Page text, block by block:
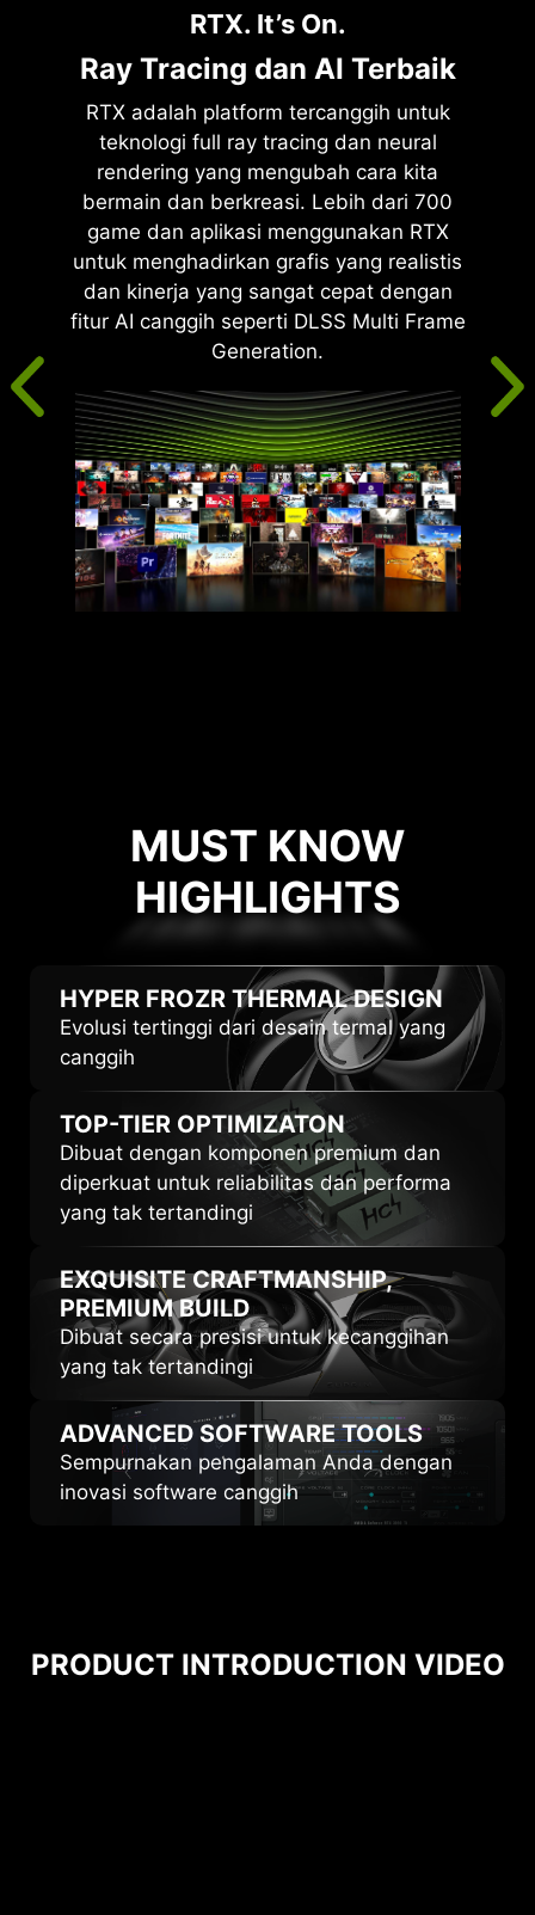
RTX. It’s On.
Ray Tracing dan AI Terbaik
RTX adalah platform tercanggih untuk
teknologi full ray tracing dan neural
rendering yang mengubah cara kita
bermain dan berkreasi. Lebih dari 700
game dan aplikasi menggunakan RTX
untuk menghadirkan grafis yang realistis
dan kinerja yang sangat cepat dengan
fitur AI canggih seperti DLSS Multi Frame
Generation.
MUST KNOW
HIGHLIGHTS
HIGHLIGHTS
HYPER FROZR THERMAL DESIGN
Evolusi tertinggi dari desain termal yang
canggih
TOP-TIER OPTIMIZATON
Dibuat dengan komponen premium dan
diperkuat untuk reliabilitas dan performa
yang tak tertandingi
EXQUISITE CRAFTMANSHIP,
PREMIUM BUILD
Dibuat secara presisi untuk kecanggihan
yang tak tertandingi
ADVANCED SOFTWARE TOOLS
Sempurnakan pengalaman Anda dengan
inovasi software canggih
PRODUCT INTRODUCTION VIDEO